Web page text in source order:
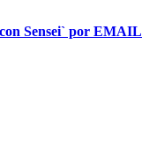
Sensei` por EMAIL